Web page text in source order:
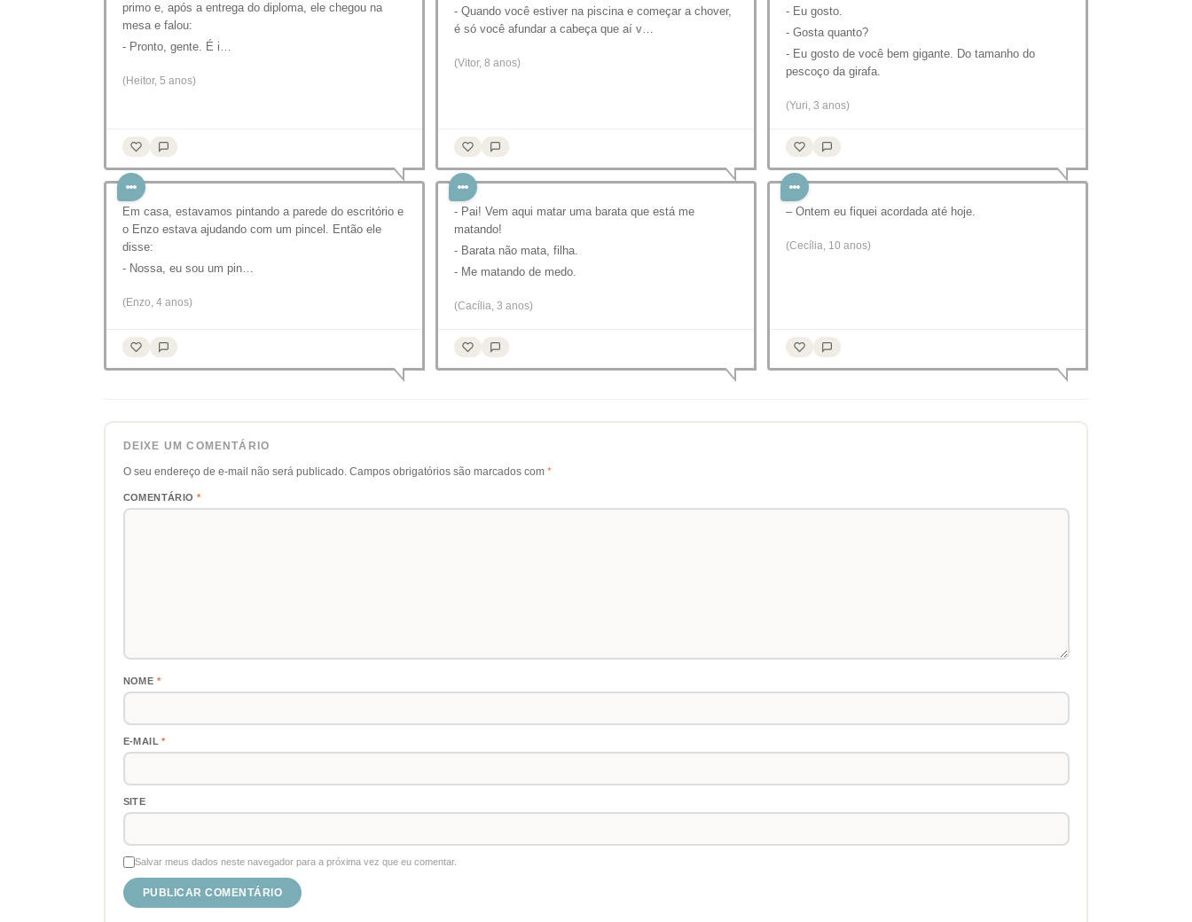
primo e, após a entrega do diploma, ele chegou na
mesa e falou:
- Pronto, gente. É i…
(Heitor, 5 anos)
- Quando você estiver na piscina e começar a chover,
é só você afundar a cabeça que aí v…
(Vitor, 8 anos)
- Eu gosto.
- Gosta quanto?
- Eu gosto de você bem gigante. Do tamanho do
pescoço da girafa.
(Yuri, 3 anos)
Em casa, estavamos pintando a parede do escritório e
o Enzo estava ajudando com um pincel. Então ele
disse:
- Nossa, eu sou um pin…
(Enzo, 4 anos)
- Pai! Vem aqui matar uma barata que está me
matando!
- Barata não mata, filha.
- Me matando de medo.
(Cacília, 3 anos)
– Ontem eu fiquei acordada até hoje.
(Cecília, 10 anos)
DEIXE UM COMENTÁRIO
O seu endereço de e-mail não será publicado. Campos obrigatórios são marcados com *
COMENTÁRIO *
NOME *
E-MAIL*
SITE
Salvar meus dados neste navegador para a próxima vez que eu comentar.